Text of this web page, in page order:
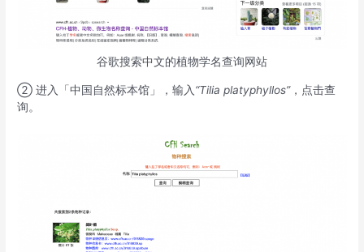
谷歌搜索中文的植物学名查询网站
② 进入「中国自然标本馆」，输入 “Tilia platyphyllos”，点击查
询。